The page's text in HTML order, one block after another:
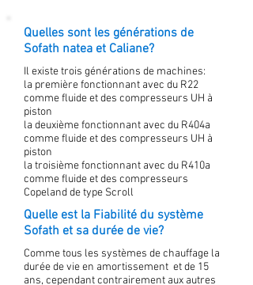
Quelles sont les générations de
Sofath natea et Caliane?
Il existe trois générations de machines:
la première fonctionnant avec du R22
comme fluide et des compresseurs UH à
piston
la deuxième fonctionnant avec du R404a
comme fluide et des compresseurs UH à
piston
la troisième fonctionnant avec du R410a
comme fluide et des compresseurs
Copeland de type Scroll
Quelle est la Fiabilité du système
Sofath et sa durée de vie?
Comme tous les systèmes de chauffage la
durée de vie en amortissement et de 15
ans, cependant contrairement aux autres